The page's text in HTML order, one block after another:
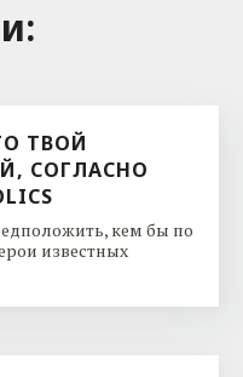
ТВОЙ
СОГЛАСНО
кем бы по
известных